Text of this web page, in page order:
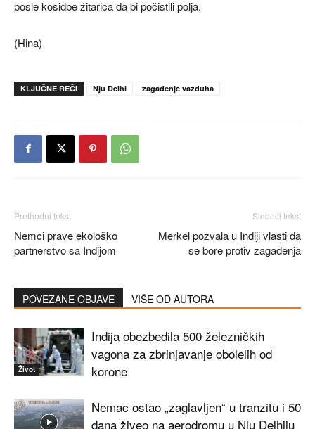
posle kosidbe žitarica da bi počistili polja.
(Hina)
KLJUČNE REČI Nju Delhi zagađenje vazduha
Prethodni tekst
Nemci prave ekološko
partnerstvo sa Indijom
Sledeći tekst
Merkel pozvala u Indiji vlasti da
se bore protiv zagađenja
POVEZANE OBJAVE VIŠE OD AUTORA
Život
Indija obezbedila 500 železničkih
vagona za zbrinjavanje obolelih od
korone
Nemac ostao „zaglavljen“ u tranzitu i 50
dana živeo na aerodromu u Nju Delhiju